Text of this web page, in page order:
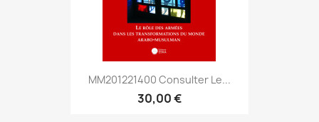
MM201221400 Consulter Le...
30,00 €